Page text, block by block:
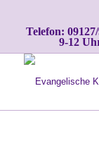
Telefon:
9-12